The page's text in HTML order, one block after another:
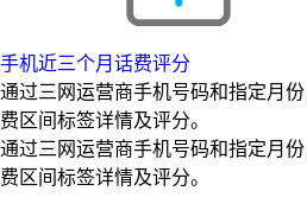
手机近三个月话费评分
通过三网运营商手机号码和指定月
费区间标签详情及评分。
通过三网运营商手机号码和指定月
费区间标签详情及评分。